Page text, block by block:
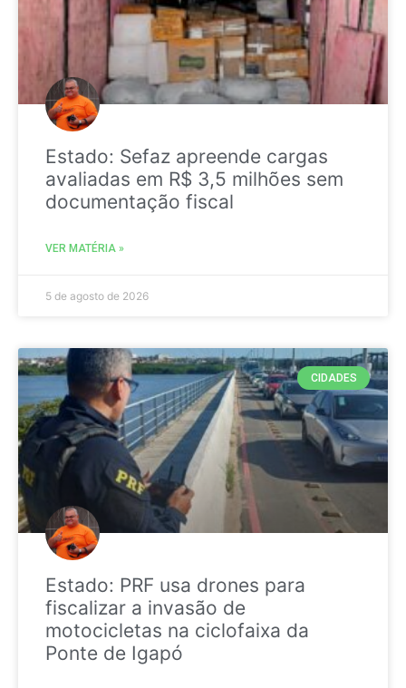
Estado: Sefaz apreende cargas
avaliadas em R$ 3,5 milhões sem
documentação fiscal
VER MATÉRIA »
5 de agosto de 2026
CIDADES
Estado: PRF usa drones para
fiscalizar a invasão de
motocicletas na ciclofaixa da
Ponte de Igapó